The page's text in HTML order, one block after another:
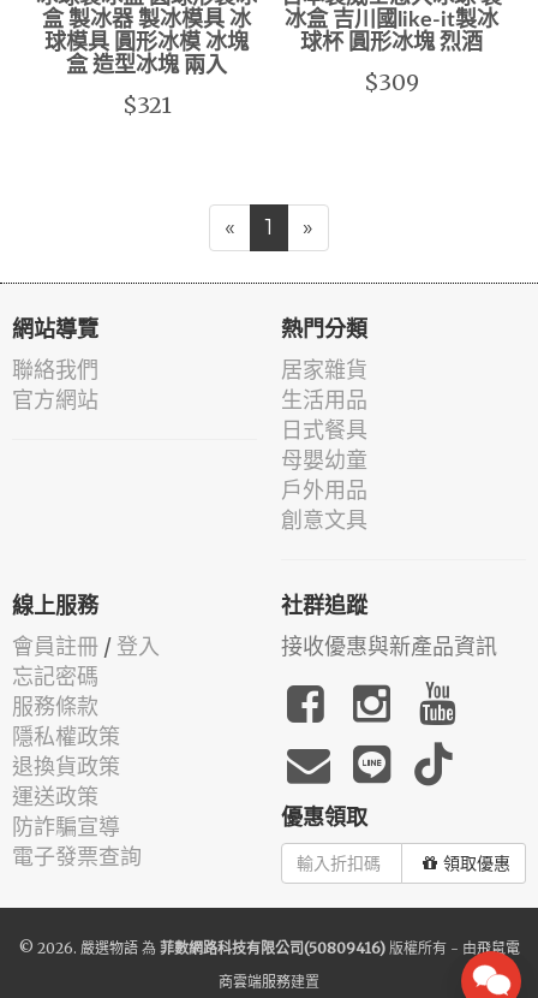
盒 製冰器 製冰模具 冰
球模具 圓形冰模 冰塊
盒 造型冰塊 兩入
$321
冰盒 吉川國like-it製冰
球杯 圓形冰塊 烈酒
$309
« 1 »
網站導覽
聯絡我們
官方網站
熱門分類
居家雜貨
生活用品
日式餐具
母嬰幼童
戶外用品
創意文具
線上服務
會員註冊 / 登入
忘記密碼
服務條款
隱私權政策
退換貨政策
運送政策
防詐騙宣導
電子發票查詢
社群追蹤
接收優惠與新產品資訊
優惠領取
領取優惠
© 2026. 嚴選物語為 菲數網路科技有限公司(50809416)版權所有 - 由飛鼠電
商雲端服務建置